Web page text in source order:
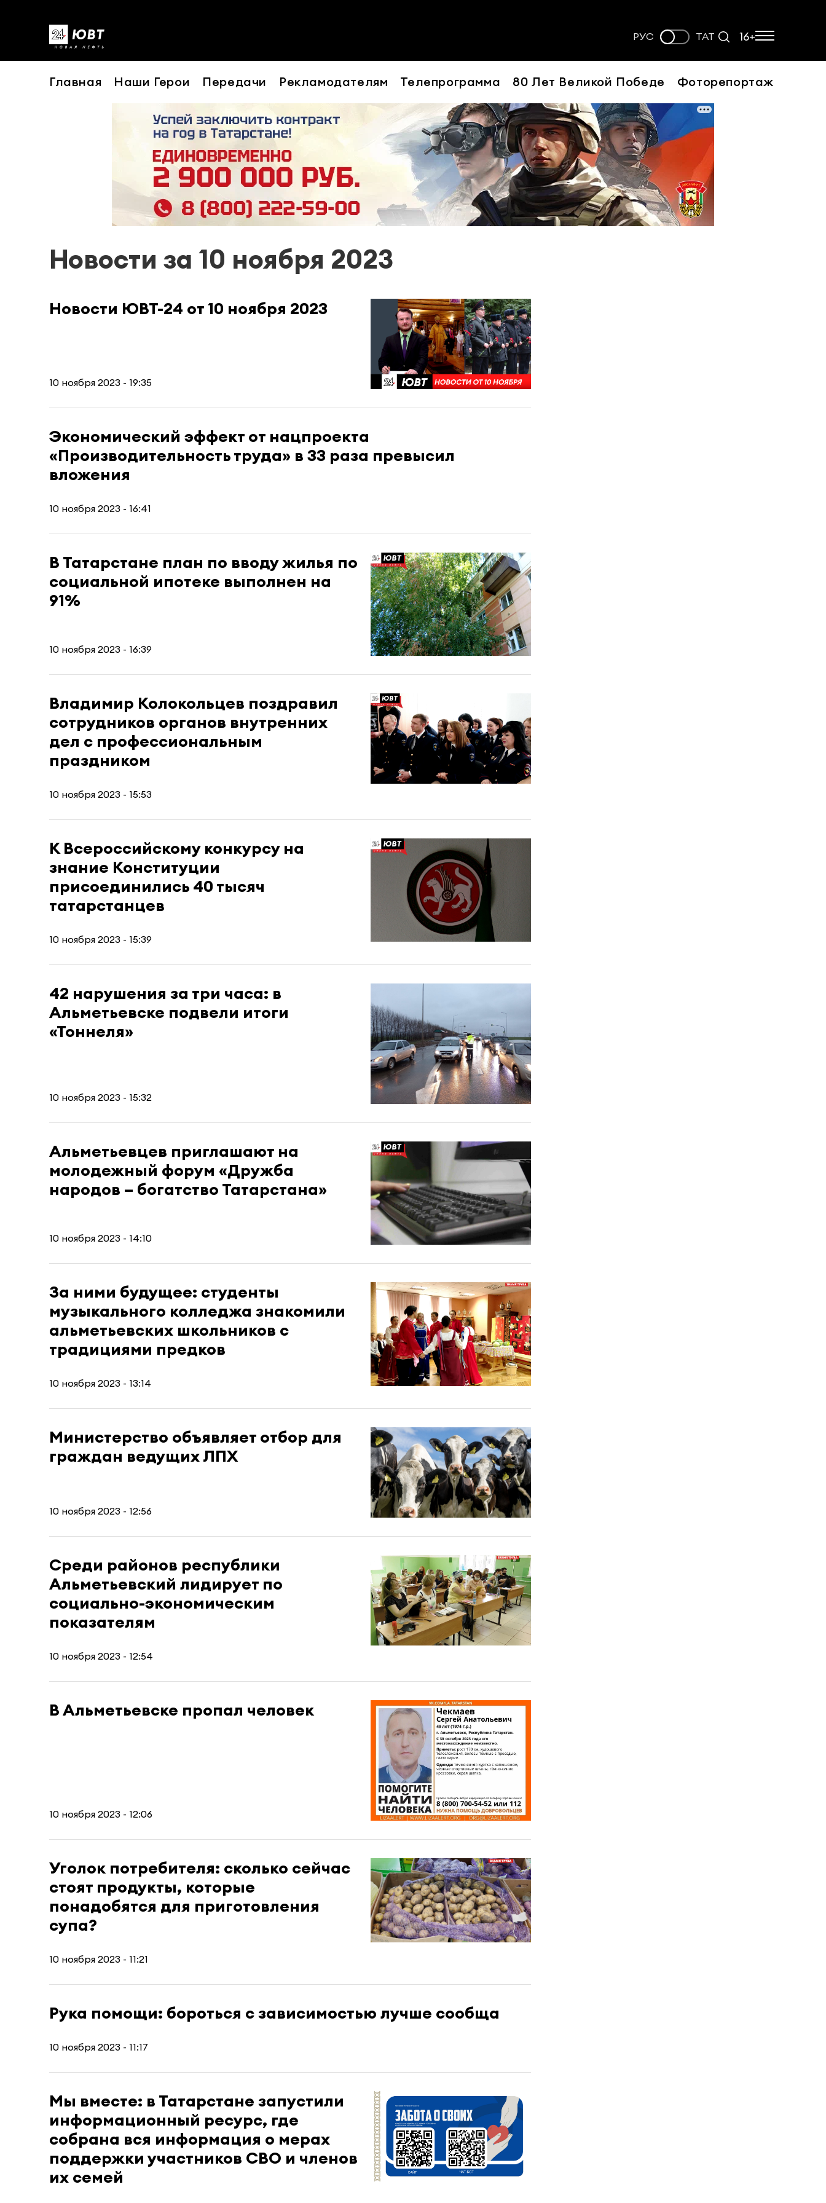
РУС ТАТ 16+
Главная Наши Герои Передачи Рекламодателям Телепрограмма 80 Лет Великой Победе Фоторепортаж
Новости за 10 ноября 2023
Новости ЮВТ-24 от 10 ноября 2023
10 ноября 2023 - 19:35
Экономический эффект от нацпроекта
«Производительность труда» в 33 раза превысил
вложения
10 ноября 2023 - 16:41
В Татарстане план по вводу жилья по
социальной ипотеке выполнен на
91%
10 ноября 2023 - 16:39
Владимир Колокольцев поздравил
сотрудников органов внутренних
дел с профессиональным
праздником
10 ноября 2023 - 15:53
К Всероссийскому конкурсу на
знание Конституции
присоединились 40 тысяч
татарстанцев
10 ноября 2023 - 15:39
42 нарушения за три часа: в
Альметьевске подвели итоги
«Тоннеля»
10 ноября 2023 - 15:32
Альметьевцев приглашают на
молодежный форум «Дружба
народов – богатство Татарстана»
10 ноября 2023 - 14:10
За ними будущее: студенты
музыкального колледжа знакомили
альметьевских школьников с
традициями предков
10 ноября 2023 - 13:14
Министерство объявляет отбор для
граждан ведущих ЛПХ
10 ноября 2023 - 12:56
Среди районов республики
Альметьевский лидирует по
социально-экономическим
показателям
10 ноября 2023 - 12:54
В Альметьевске пропал человек
10 ноября 2023 - 12:06
Уголок потребителя: сколько сейчас
стоят продукты, которые
понадобятся для приготовления
супа?
10 ноября 2023 - 11:21
Рука помощи: бороться с зависимостью лучше сообща
10 ноября 2023 - 11:17
Мы вместе: в Татарстане запустили
информационный ресурс, где
собрана вся информация о мерах
поддержки участников СВО и членов
их семей